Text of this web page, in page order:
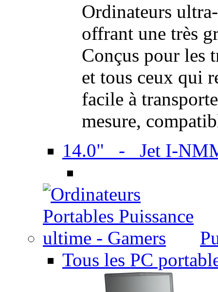
Ordinateurs
offrant une très
Conçus pour les
et tous ceux qui
facile à
mesure,
14.0" - Jet I-
Tous les PC